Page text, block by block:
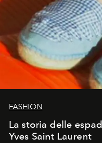
FASHION
La storia delle
Yves Saint Laurent